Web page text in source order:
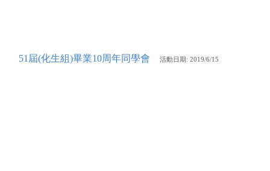
51屆(化生組)畢業10周年同學會 活動日期: 2019/6/15